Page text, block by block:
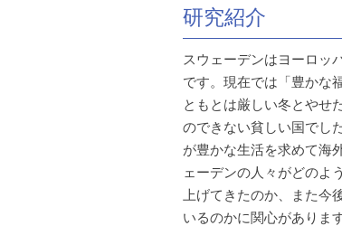
研究紹介
スウェーデンはヨーロッ
です。現在では「豊かな
ともとは厳しい冬とやせ
のできない貧しい国でし
が豊かな生活を求めて海
ェーデンの人々がどのよ
上げてきたのか、また今
いるのかに関心があります